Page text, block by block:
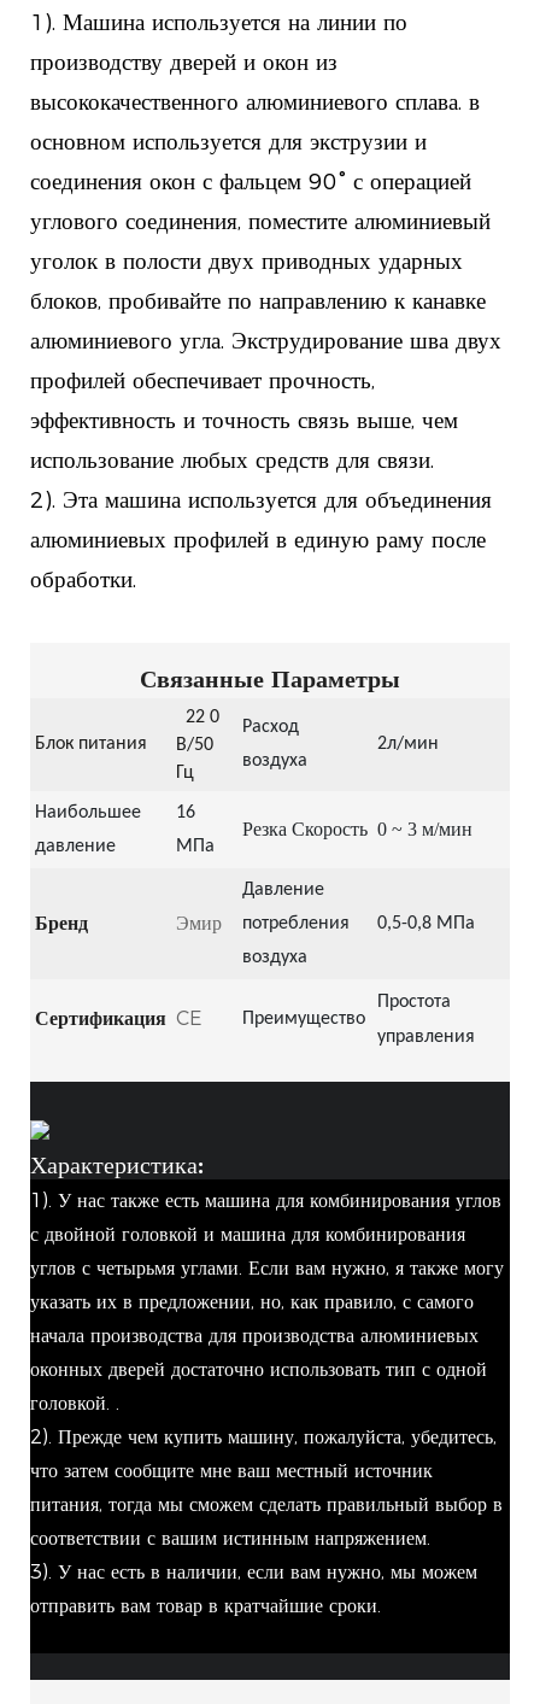
1). Машина используется на линии по
производству дверей и окон из
высококачественного алюминиевого сплава. в
основном используется для экструзии и
соединения окон с фальцем 90° с операцией
углового соединения, поместите алюминиевый
уголок в полости двух приводных ударных
блоков, пробивайте по направлению к канавке
алюминиевого угла. Экструдирование шва двух
профилей обеспечивает прочность,
эффективность и точность связь выше, чем
использование любых средств для связи.
2). Эта машина используется для объединения
алюминиевых профилей в единую раму после
обработки.
Связанные Параметры
Блок питания
22 0
В/50
Гц
Расход
воздуха
2л/мин
Наибольшее
давление
16
МПа
Резка Скорость 0 ~ 3 м/мин
Бренд Эмир
Давление
потребления
воздуха
0,5-0,8 МПа
Сертификация CE Преимущество
Простота
управления
Характеристика:
1). У нас также есть машина для комбинирования углов
с двойной головкой и машина для комбинирования
углов с четырьмя углами. Если вам нужно, я также могу
указать их в предложении, но, как правило, с самого
начала производства для производства алюминиевых
оконных дверей достаточно использовать тип с одной
головкой. .
2). Прежде чем купить машину, пожалуйста, убедитесь,
что затем сообщите мне ваш местный источник
питания, тогда мы сможем сделать правильный выбор в
соответствии с вашим истинным напряжением.
3). У нас есть в наличии, если вам нужно, мы можем
отправить вам товар в кратчайшие сроки.